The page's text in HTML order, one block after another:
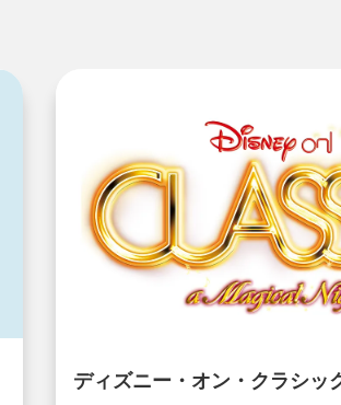
ディズニー・オン・クラシッ